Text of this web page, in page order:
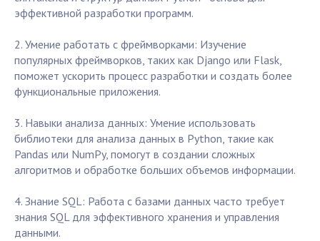
эффективной разработки программ.
2. Умение работать с фреймворками: Изучение
популярных фреймворков, таких как Django или Flask,
поможет ускорить процесс разработки и создать более
функциональные приложения.
3. Навыки анализа данных: Умение использовать
библиотеки для анализа данных в Python, такие как
Pandas или NumPy, помогут в создании сложных
алгоритмов и обработке больших объемов информации.
4. Знание SQL: Работа с базами данных часто требует
знания SQL для эффективного хранения и управления
данными.